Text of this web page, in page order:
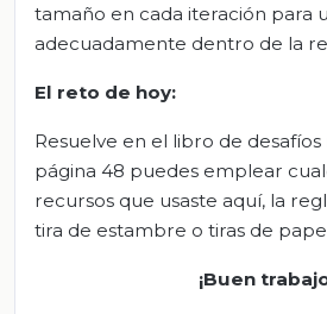
tamaño en cada iteración para
adecuadamente dentro de la
El reto de hoy:
Resuelve en el libro de
página 48 puedes emplear
recursos que usaste aquí, la
tira de estambre o tiras de
¡Buen